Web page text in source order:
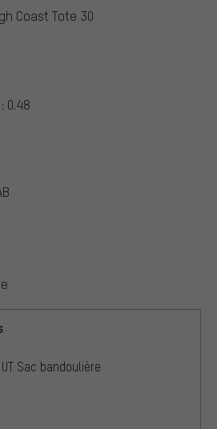
Coast Tote 30
0.48
UT Sac bandoulière